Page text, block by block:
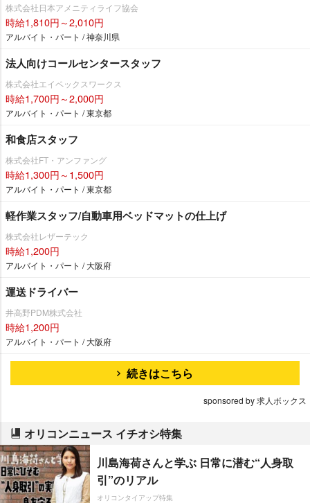
株式会社日本アメニティライフ協会
時給1,810円～2,010円
アルバイト・パート / 神奈川県
法人向けコールセンタースタッフ
株式会社エイペックスワークス
時給1,700円～2,000円
アルバイト・パート / 東京都
和食店スタッフ
株式会社FT・アンファング
時給1,300円～1,500円
アルバイト・パート / 東京都
軽作業スタッフ/自動車用ベッドマットの仕上げ
株式会社レザーテック
時給1,200円
アルバイト・パート / 大阪府
運送ドライバー
井高野PDM株式会社
時給1,200円
アルバイト・パート / 大阪府
続きはこちら
sponsored by 求人ボックス
オリコンニュース イチオシ特集
川島海荷さんと学ぶ 日常に潜む“人身取
引”のリアル
オリコンタイアップ特集